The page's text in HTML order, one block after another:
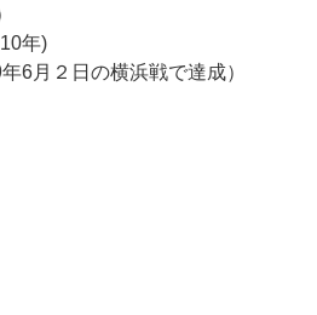
年)
6月２日の横浜戦で達成）